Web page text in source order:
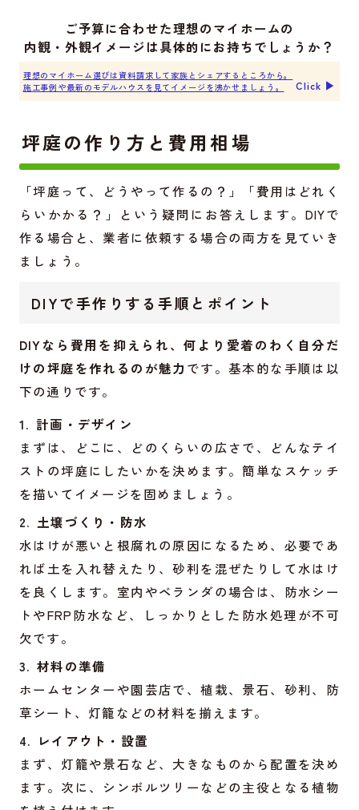
ご予算に合わせた理想のマイホームの
内観・外観イメージは具体的にお持ちでしょうか？
理想のマイホーム選びは資料請求して家族とシェアするところから。
施工事例や最新のモデルハウスを見てイメージを沸かせましょう。
Click ▶︎
坪庭の作り方と費用相場
「坪庭って、どうやって作るの？」「費用はどれく
らいかかる？」という疑問にお答えします。DIYで
作る場合と、業者に依頼する場合の両方を見ていき
ましょう。
DIYで手作りする手順とポイント
DIYなら費用を抑えられ、何より愛着のわく自分だ
けの坪庭を作れるのが魅力 です。基本的な手順は以
下の通りです。
計画・デザイン
まずは、どこに、どのくらいの広さで、どんなテイ
ストの坪庭にしたいかを決めます。簡単なスケッチ
を描いてイメージを固めましょう。
土壌づくり・防水
水はけが悪いと根腐れの原因になるため、必要であ
れば土を入れ替えたり、砂利を混ぜたりして水はけ
を良くします。室内やベランダの場合は、防水シー
トやFRP防水など、しっかりとした防水処理が不可
欠です。
材料の準備
ホームセンターや園芸店で、植栽、景石、砂利、防
草シート、灯籠などの材料を揃えます。
レイアウト・設置
まず、灯籠や景石など、大きなものから配置を決め
ます。次に、シンボルツリーなどの主役となる植物